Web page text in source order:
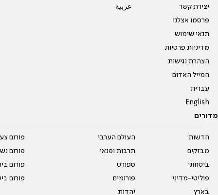
יצירת קשר
פרסמו אצלנו
תנאי שימוש
מדיניות פרטיות
הצהרת נגישות
המייל האדום
עברית
English
عربية
מדורים
חדשות
מבזקים
ביטחוני
פוליטי-מדיני
בארץ
העולם הערבי
תרבות ופנאי
ספורט
פורומים
יהדות
פורום
פורום
פורום
פורום